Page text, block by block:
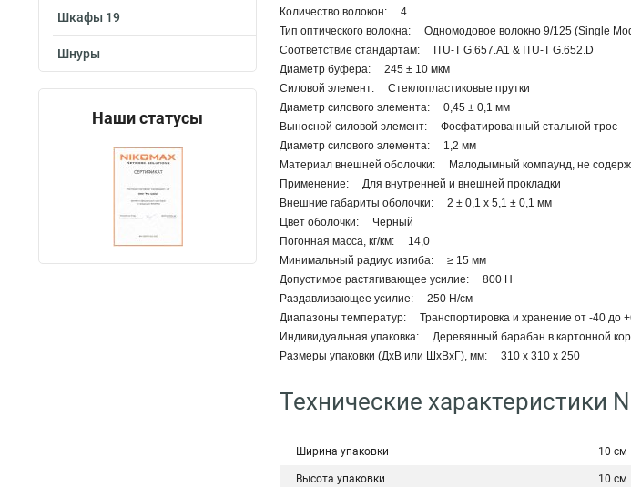
Шкафы 19
Шнуры
Наши статусы
Количество волокон: 4
Тип оптического волокна: Одномодовое волокно 9/125 (Single
Соответствие стандартам: ITU-T G.657.A1 & ITU-T G.652.D
Диаметр буфера: 245 ± 10 мкм
Силовой элемент: Стеклопластиковые прутки
Диаметр силового элемента: 0,45 ± 0,1 мм
Выносной силовой элемент: Фосфатированный стальной трос
Диаметр силового элемента: 1,2 мм
Материал внешней оболочки: Малодымный компаунд, не
Применение: Для внутренней и внешней прокладки
Внешние габариты оболочки: 2 ± 0,1 х 5,1 ± 0,1 мм
Цвет оболочки: Черный
Погонная масса, кг/км: 14,0
Минимальный радиус изгиба: ≥ 15 мм
Допустимое растягивающее усилие: 800 Н
Раздавливающее усилие: 250 Н/см
Диапазоны температур: Транспортировка и хранение от -40 до
Индивидуальная упаковка: Деревянный барабан в картонной
Размеры упаковки (ДхВ или ШхВхГ), мм: 310 х 310 х 250
Технические характеристики
Ширина упаковки 10 см
Высота упаковки 10 см